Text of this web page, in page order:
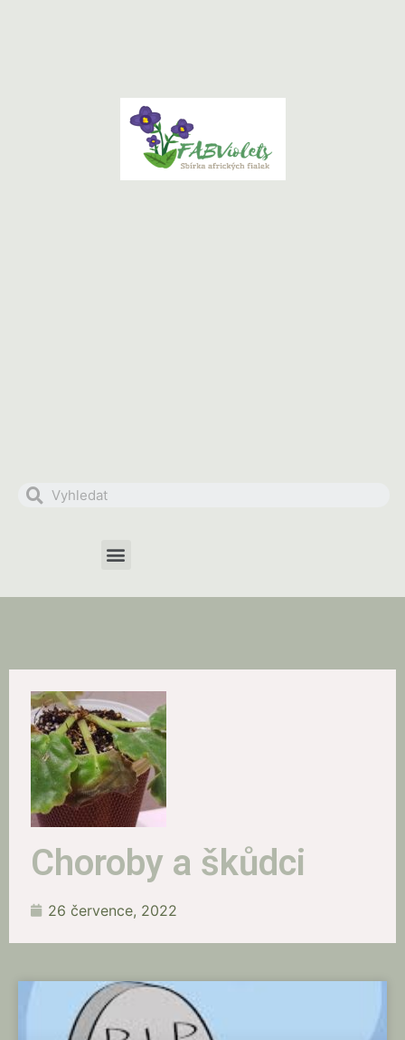
Choroby a škůdci
26 července, 2022